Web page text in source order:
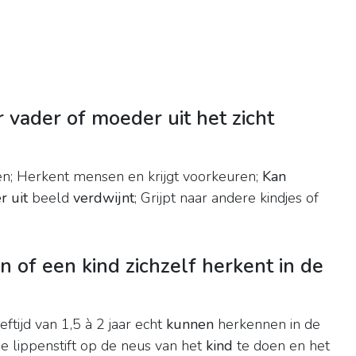
of moeder uit het zicht
Herkent mensen en krijgt voorkeuren; Kan
uitbeeld verdwijnt; Grijpt naar andere kindjes of
of een kind zichzelf herkent in de
van 1,5 à 2 jaar echt kunnen herkennen in de
lippenstift op de neus van het kind te doen en het